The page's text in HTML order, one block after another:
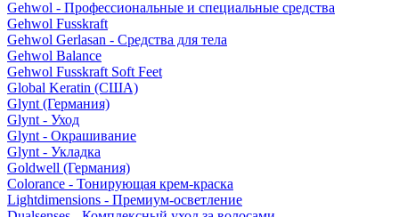
Gehwol - Профессиональные и специальные средства
Gehwol Fusskraft
Gehwol Gerlasan - Средства для тела
Gehwol Balance
Gehwol Fusskraft Soft Feet
Global Keratin (США)
Glynt (Германия)
Glynt - Уход
Glynt - Окрашивание
Glynt - Укладка
Goldwell (Германия)
Colorance - Тонирующая крем-краска
Lightdimensions - Премиум-осветление